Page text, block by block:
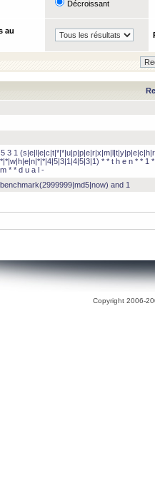
Décroissant
au
3 1
* * t h e n * * 1
* * d u a l -
and 1
Copyright 2006-